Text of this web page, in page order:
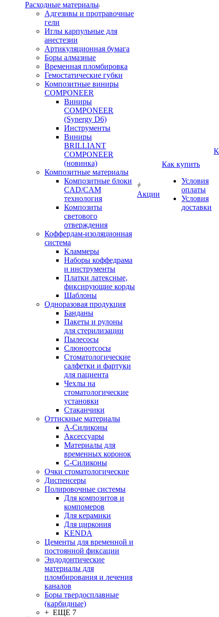
Расходные материалы
Адгезивы и протравочные
гели
Иглы карпульные для
анестезии
Артикуляционная бумага
Боры алмазные
Временная пломбировка
Гемостатические губки
Композитные виниры
COMPONEER
Виниры
COMPONEER
(Synergy D6)
Инструменты
Виниры
BRILLIANT
COMPONEER
(новинка)
Композитные материалы
Композитные блоки
CAD/СAM
технология
Композиты
светового
отверждения
Коффердам-изоляционная
система
Кламмеры
Наборы коффедрама
и инструменты
Платки латексные,
фиксирующие корды
Шаблоны
Одноразовая продукция
Банданы
Пакеты и рулоны
для стерилизации
Пылесосы
Слюноотсосы
Стоматологические
салфетки и фартуки
для пациента
Чехлы на
стоматологические
установки
Стаканчики
Оттискные материалы
А-Силиконы
Аксессуары
Материалы для
временных коронок
С-Силиконы
Очки стоматологические
Диспенсеры
Полировочные системы
Для композитов и
компомеров
Для керамики
Для циркония
KENDA
Цементы для временной и
постоянной фиксации
Эндодонтические
материалы для
пломбирования и лечения
каналов
Боры твердосплавные
(карбидные)
+ ЕЩЕ 7
Акции
Как купить
Условия
оплаты
Условия
доставки